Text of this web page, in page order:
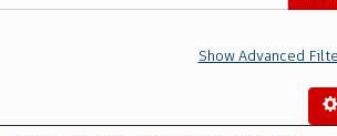
Show Advanced